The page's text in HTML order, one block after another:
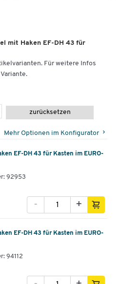
mit Haken EF-DH 43 für
Für weitere Infos
zurücksetzen
Mehr Optionen im Konfigurator
EF-DH 43 für Kasten im EURO-
92953
+
-
EF-DH 43 für Kasten im EURO-
94112